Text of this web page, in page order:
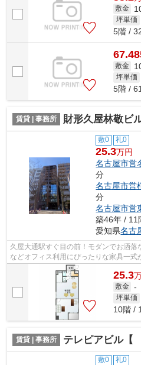
敷金
坪単価
5階 /
敷金
坪単価
5階 /
賃貸 | 事務所 財形久屋林敬ビル(ザイケイ ヒサ
敷0 礼0
25.3万円
名古屋市営
分
名古屋市営
分
名古屋市営
築46年 / 11
愛知県名古
久屋大通駅すぐ目の前！モダンでお洒
などオフィス利用にぴったりな家具一式
25.3
敷金 -
坪単価
10階 /
賃貸 | 事務所 テレピアビル【
敷0 礼0